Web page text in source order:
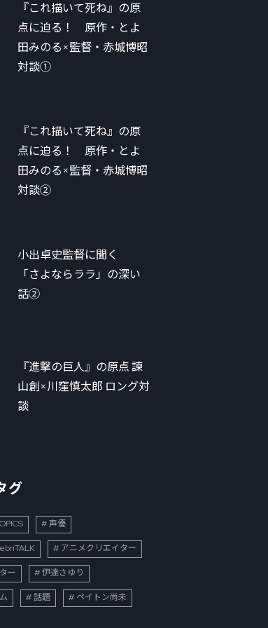
『これ描いて死ね』の原
点に迫る！ 原作・とよ
田みのる×監督・赤城博昭
対談①
『これ描いて死ね』の原
点に迫る！ 原作・とよ
田みのる×監督・赤城博昭
対談②
小出卓史監督に聞く
「さよならララ」の深い
話②
『進撃の巨人』の原点 諫
山創×川窪慎太郎 ロング対
談
グ
声優
アニメクリエイター
ー 伊達さゆり
話題 ペイトン尚未